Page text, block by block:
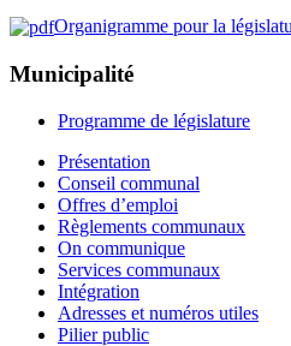
Organigramme pour la
Municipalité
Programme de législature
Présentation
Conseil communal
Offres d’emploi
Règlements communaux
On communique
Services communaux
Intégration
Adresses et numéros utiles
Pilier public